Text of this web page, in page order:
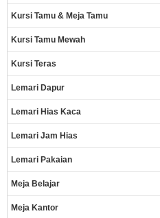
Kursi Tamu & Meja Tamu
Kursi Tamu Mewah
Kursi Teras
Lemari Dapur
Lemari Hias Kaca
Lemari Jam Hias
Lemari Pakaian
Meja Belajar
Meja Kantor